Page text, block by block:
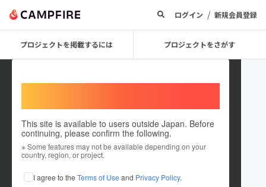
ログイン / 新規会員登録
プロジェクトを掲載するには プロジェクトをさがす
This site is available to users outside Japan. Before
continuing, please confirm the following.
※ Some features may not be available depending on your
country, region, or project.
I agree to the Terms of Use and Privacy Policy.
lunaticbrain